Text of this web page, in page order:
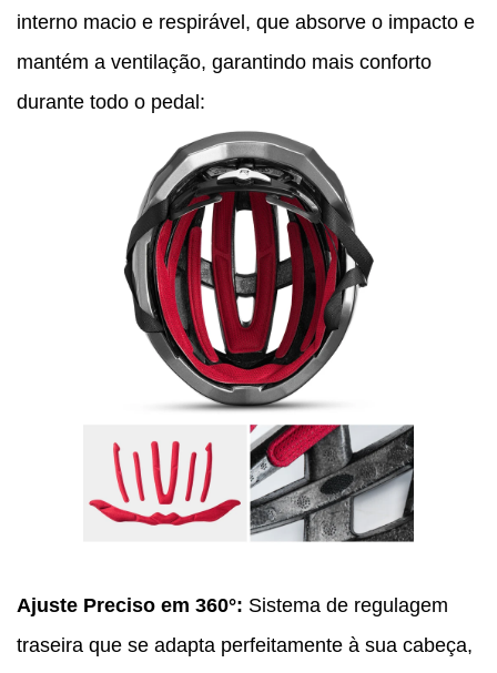
interno macio e respirável, que absorve o impacto e
mantém a ventilação, garantindo mais conforto
durante todo o pedal:
Ajuste Preciso em 360°: Sistema de regulagem
traseira que se adapta perfeitamente à sua cabeça,